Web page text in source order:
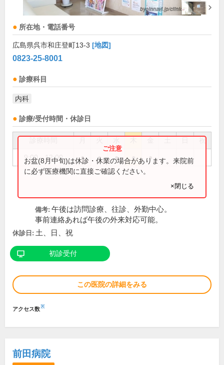
所在地・電話番号
広島県呉市和庄登町13-3 [地図]
0823-25-8001
診療科目
内科
診療/受付時間・休診日
祝
9:00～12:00 ● ● ● ● ●
お盆(8月中旬)は休診・休業の場合があります。来院前
に必ず医療機関に直接ご確認ください。
×閉じる
備考: 午後は訪問診療、往診、外勤中心。
事前連絡あれば午後の外来対応可能。
休診日: 土、日、祝
初診受付
この医院の詳細をみる
アクセス数※
前田病院